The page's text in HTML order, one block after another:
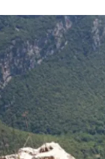
Temas
Publicaciones
Synthesis Actions